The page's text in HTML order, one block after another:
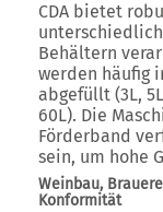
CDA bietet
Behältern
werden häufig
abgefüllt (3L,
60L). Die
Förderband
sein, um hohe
Weinbau,
Konformität